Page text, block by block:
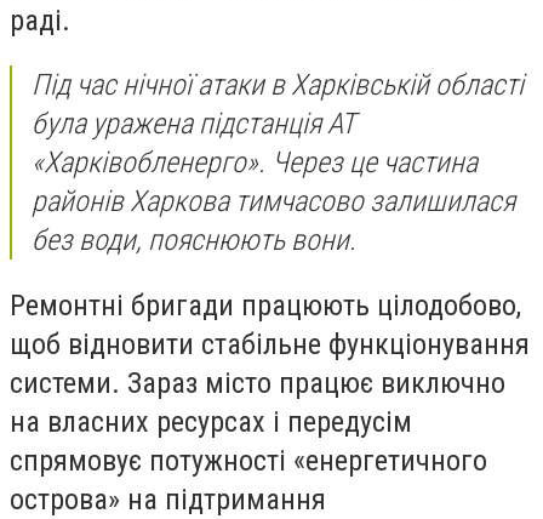
раді.
Під час нічної атаки в Харківській області
була уражена підстанція АТ
«Харківобленерго». Через це частина
районів Харкова тимчасово залишилася
без води, пояснюють вони.
Ремонтні бригади працюють цілодобово,
щоб відновити стабільне функціонування
системи. Зараз місто працює виключно
на власних ресурсах і передусім
спрямовує потужності «енергетичного
острова» на підтримання